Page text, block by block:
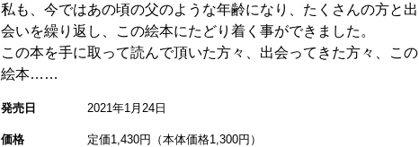
私も、今ではあの頃の父のような年齢になり、たくさんの方と出
会いを繰り返し、この絵本にたどり着く事ができました。
この本を手に取って読んで頂いた方々、出会ってきた方々、この
絵本……
発売日 2021年1月24日
価格 定価1,430円（本体価格1,300円）